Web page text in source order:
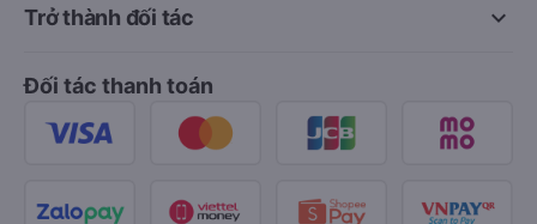
keyboard_arrow_down
Trở thành đối tác
Đối tác thanh toán